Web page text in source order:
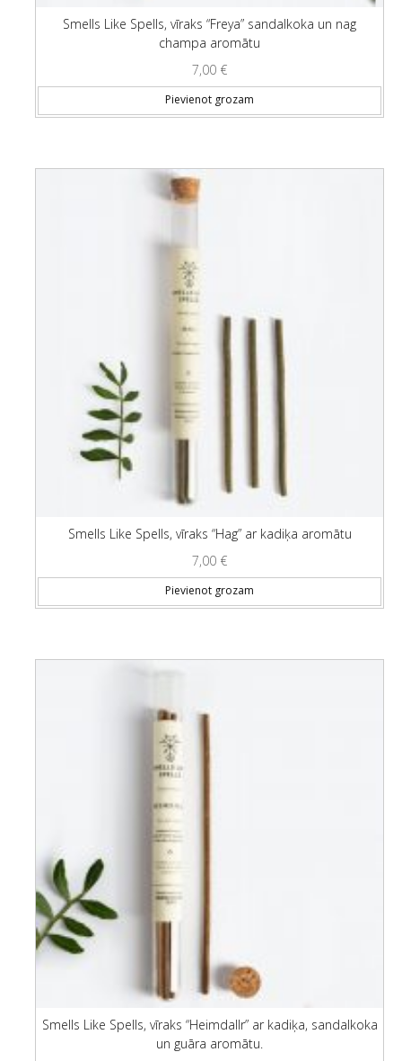
Smells Like Spells, vīraks “Freya” sandalkoka un nag
champa aromātu
7,00 €
Pievienot grozam
Smells Like Spells, vīraks “Hag” ar kadiķa aromātu
7,00 €
Pievienot grozam
Smells Like Spells, vīraks “Heimdallr” ar kadiķa, sandalkoka
un guāra aromātu.